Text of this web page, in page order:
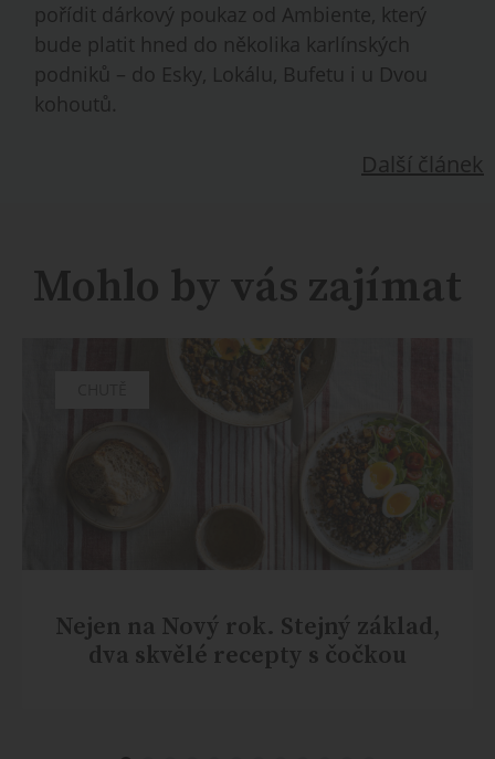
pořídit dárkový poukaz od Ambiente, který
bude platit hned do několika karlínských
podniků – do Esky, Lokálu, Bufetu i u Dvou
kohoutů.
Další článek
Mohlo by vás zajímat
Nejen na Nový rok. Stejný základ,
dva skvělé recepty s čočkou